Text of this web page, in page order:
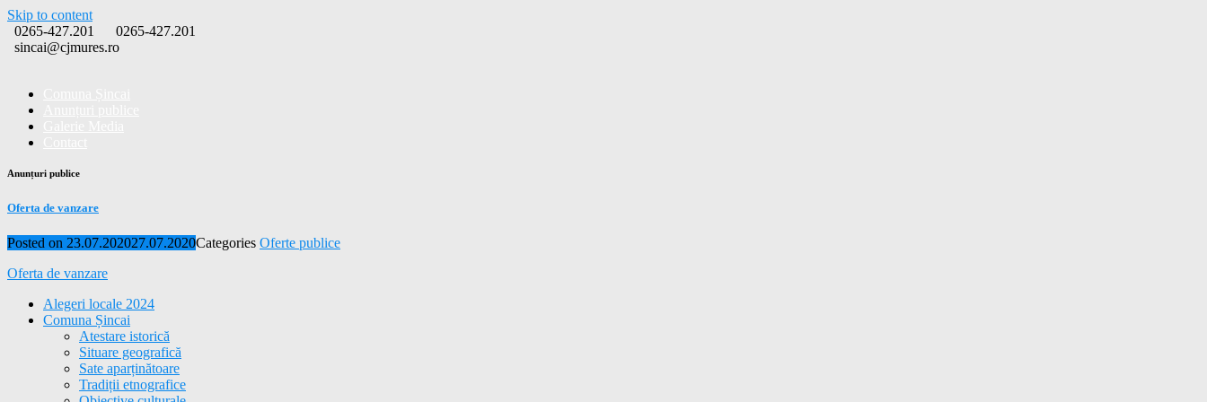
Skip to content
0265-427.201
0265-427.201
sincai@cjmures.ro
Anunțuri publice
Oferta de vanzare
Posted on 23.07.202027.07.2020Categories Oferte publice
Oferta de vanzare
Alegeri locale 2024
Comuna Șincai
Atestare istorică
Situare geografică
Sate aparținătoare
Tradiții etnografice